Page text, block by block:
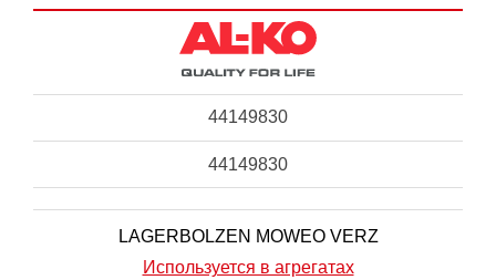
44149830
44149830
LAGERBOLZEN MOWEO VERZ
Используется в агрегатах